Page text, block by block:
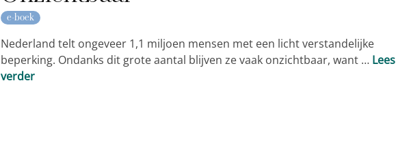
e-boek
Nederland telt ongeveer 1,1 miljoen mensen met een licht verstandelijke
beperking. Ondanks dit grote aantal blijven ze vaak onzichtbaar, want … Lees
verder